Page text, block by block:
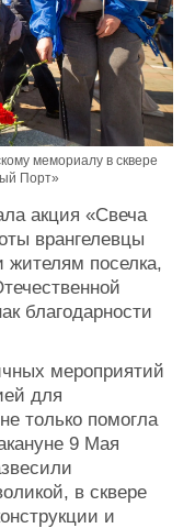
мемориалу в сквере
Порт»
акция «Свеча
врангелевцы
поселка,
благодарности
мероприятий
для
только помогла
9 Мая
в сквере
и